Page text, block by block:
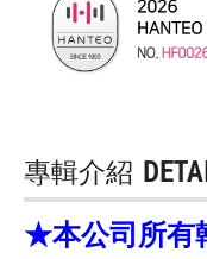
專輯介紹
★本公司所有